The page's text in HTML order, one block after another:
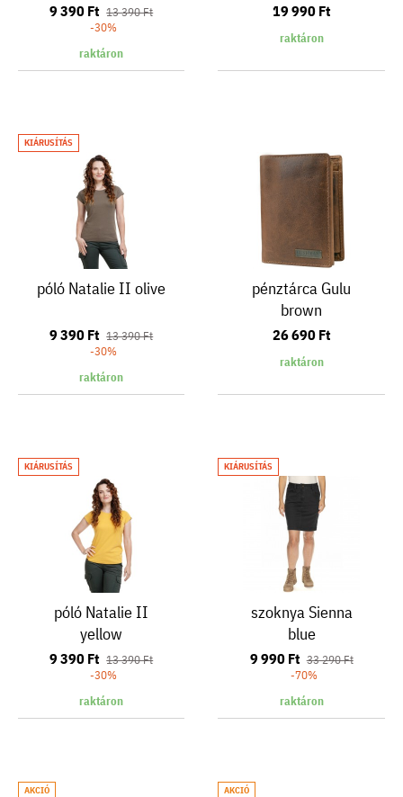
9 390 Ft 13 390 Ft
-30%
raktáron
19 990 Ft
raktáron
KIÁRUSÍTÁS
póló Natalie II olive
9 390 Ft 13 390 Ft
-30%
raktáron
pénztárca Gulu
brown
26 690 Ft
raktáron
KIÁRUSÍTÁS
póló Natalie II
yellow
9 390 Ft 13 390 Ft
-30%
raktáron
KIÁRUSÍTÁS
szoknya Sienna
blue
9 990 Ft 33 290 Ft
-70%
raktáron
AKCIÓ AKCIÓ